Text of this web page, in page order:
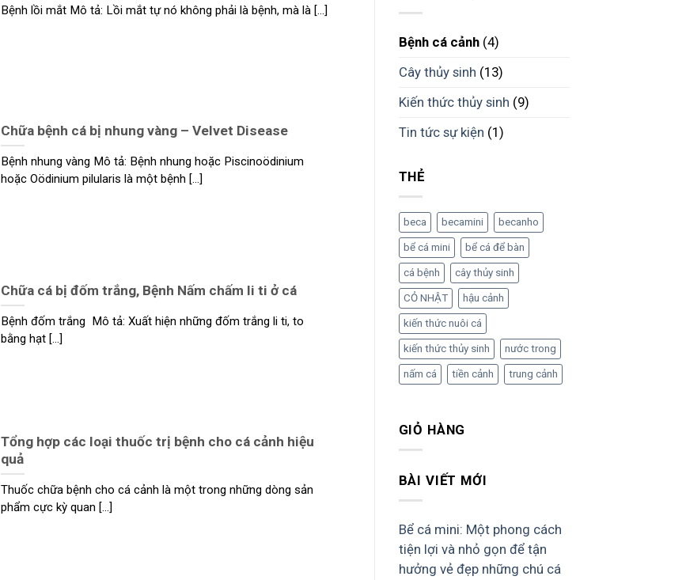
Bệnh lồi mắt Mô tả: Lồi mắt tự nó không phải là bệnh, mà là [...]
Chữa bệnh cá bị nhung vàng – Velvet Disease
Bệnh nhung vàng Mô tả: Bệnh nhung hoặc Piscinoödinium
hoặc Oödinium pilularis là một bệnh [...]
Chữa cá bị đốm trắng, Bệnh Nấm chấm li ti ở cá
Bệnh đốm trắng Mô tả: Xuất hiện những đốm trắng li ti, to
bằng hạt [...]
Tổng hợp các loại thuốc trị bệnh cho cá cảnh hiệu
quả
Thuốc chữa bệnh cho cá cảnh là một trong những dòng sản
phẩm cực kỳ quan [...]
Bệnh cá cảnh(4)
Cây thủy sinh (13)
Kiến thức thủy sinh (9)
Tin tức sự kiện (1)
THẺ
beca becamini becanho
bể cá mini bể cá để bàn
cá bệnh cây thủy sinh
CỎ NHẬT hậu cảnh
kiến thức nuôi cá
kiến thức thủy sinh nước trong
nấm cá tiền cảnh trung cảnh
GIỎ HÀNG
BÀI VIẾT MỚI
Bể cá mini: Một phong cách
tiện lợi và nhỏ gọn để tận
hưởng vẻ đẹp những chú cá